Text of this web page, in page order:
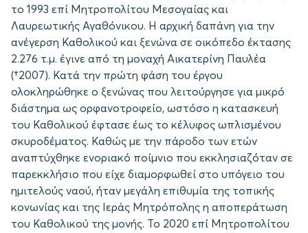
το 1993 επί Μητροπολίτου Μεσογαίας και
Λαυρεωτικής Αγαθόνικου. Η αρχική δαπάνη για την
ανέγερση Καθολικού και ξενώνα σε οικόπεδο έκτασης
2.276 τ.μ. έγινε από τη μοναχή Αικατερίνη Παυλέα
(†2007). Κατά την πρώτη φάση του έργου
ολοκληρώθηκε ο ξενώνας που λειτούργησε για μικρό
διάστημα ως ορφανοτροφείο, ωστόσο η κατασκευή
του Καθολικού έφτασε έως το κέλυφος ωπλισμένου
σκυροδέματος. Καθώς με την πάροδο των ετών
αναπτύχθηκε ενοριακό ποίμνιο που εκκλησιαζόταν σε
παρεκκλήσιο που είχε διαμορφωθεί στο υπόγειο του
ημιτελούς ναού, ήταν μεγάλη επιθυμία της τοπικής
κονωνίας και της Ιεράς Μητρόπολης η αποπεράτωση
του Καθολικού της μονής. Το 2020 επί Μητροπολίτου